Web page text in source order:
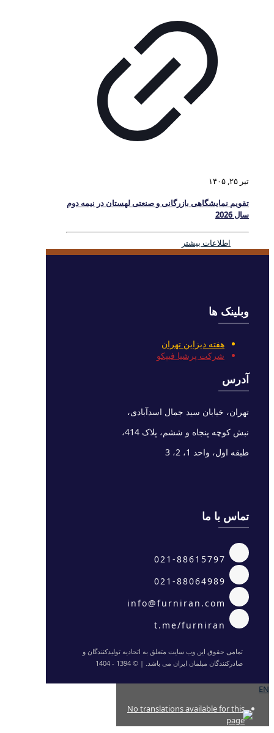
تیر ۲۵, ۱۴۰۵
تقویم نمایشگاهی بازرگانی و صنعتی لهستان در نیمه دوم
سال 2026
اطلاعات بیشتر
وبلینک ها
هفته دیزاین تهران
شرکت پرشیا فیپکو
آدرس
تهران، خیابان سید جمال اسدآبادی،
نبش کوچه پنجاه و ششم، پلاک 414،
طبقه اول، واحد 1، 2، 3
تماس با ما
تمامی حقوق این وب سایت متعلق به اتحادیه تولیدکنندگان و
صادرکنندگان مبلمان ایران می باشد. | © 1394 - 1404
EN
No translations available for this
page